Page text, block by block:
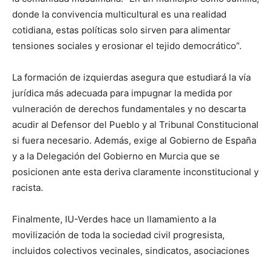
donde la convivencia multicultural es una realidad
cotidiana, estas políticas solo sirven para alimentar
tensiones sociales y erosionar el tejido democrático”.
La formación de izquierdas asegura que estudiará la vía
jurídica más adecuada para impugnar la medida por
vulneración de derechos fundamentales y no descarta
acudir al Defensor del Pueblo y al Tribunal Constitucional
si fuera necesario. Además, exige al Gobierno de España
y a la Delegación del Gobierno en Murcia que se
posicionen ante esta deriva claramente inconstitucional y
racista.
Finalmente, IU-Verdes hace un llamamiento a la
movilización de toda la sociedad civil progresista,
incluidos colectivos vecinales, sindicatos, asociaciones